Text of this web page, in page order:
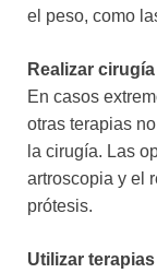
el peso, como
Realizar cirugía
En casos
otras terapias
la cirugía. Las
artroscopia y el
prótesis.
Utilizar